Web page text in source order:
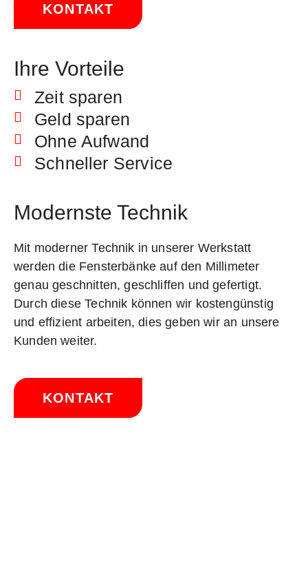
KONTAKT
Ihre Vorteile
Zeit sparen
Geld sparen
Ohne Aufwand
Schneller Service
Modernste Technik
Mit moderner Technik in unserer Werkstatt
werden die Fensterbänke auf den Millimeter
genau geschnitten, geschliffen und gefertigt.
Durch diese Technik können wir kostengünstig
und effizient arbeiten, dies geben wir an unsere
Kunden weiter.
KONTAKT